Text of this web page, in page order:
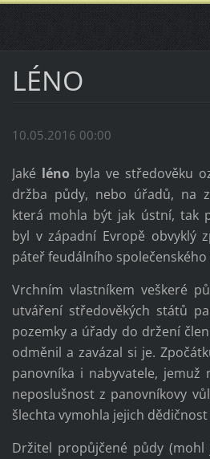
LÉNO
10.05.2016 00:00
Jaké léno byla ve středověku
držba půdy, nebo úřadů, na
která mohla být jak ústní, tak
byl v západní Evropě obvyklý
páteř feudálního společenského
Vrchním vlastníkem veškeré
utváření středověkých států
pozemky a úřady do držení
odměnil a zavázal si je.
panovníka i nabyvatele,
neposlušnost z panovníkovy
šlechta vymohla jejich dědičnost
Držitel propůjčené půdy